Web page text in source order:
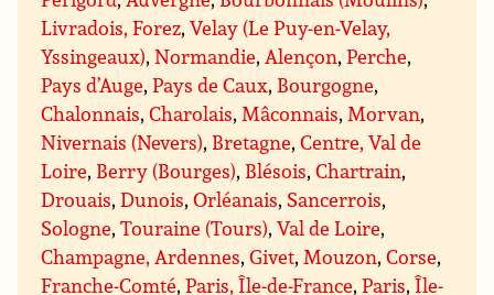
Livradois, Forez,Velay (Le Puy-en-Velay,
Yssingeaux),Normandie, Alençon,Perche,
Pays d’Auge,Pays de Caux, Bourgogne,
Chalonnais,Charolais, Mâconnais, Morvan,
Nivernais (Nevers), Bretagne,Centre, Val de
Loire, Berry (Bourges), Blésois,Chartrain,
Drouais,Dunois,Orléanais, Sancerrois,
Sologne,Touraine (Tours),Val de Loire,
Champagne, Ardennes,Givet, Mouzon,Corse,
Franche-Comté,Paris, Île-de-France,Paris,Île-